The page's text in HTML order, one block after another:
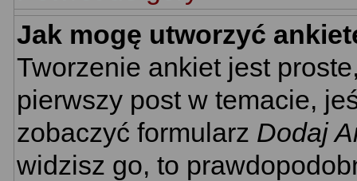
Jak mogę utworzyć
Tworzenie ankiet jest
pierwszy post w temacie,
zobaczyć formularz Dodaj
widzisz go, to